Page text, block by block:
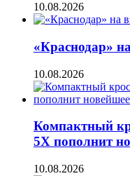
10.08.2026
«Краснодар»
10.08.2026
Компактный
5X пополнит
10.08.2026